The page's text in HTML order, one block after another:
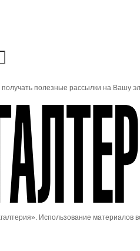
полезные рассылки на Вашу
Использование